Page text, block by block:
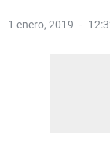
1 enero, 2019